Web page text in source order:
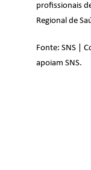
profissionais
Regional de
Fonte: SNS |
apoiam SNS.